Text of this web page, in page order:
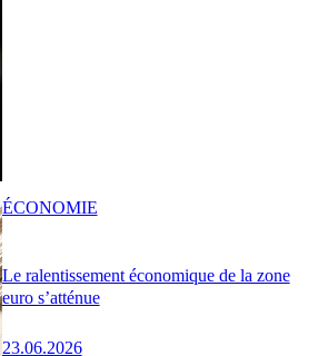
Le ralentissement économique de la zone
euro s’atténue
23.06.2026
ÉCONOMIE